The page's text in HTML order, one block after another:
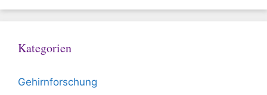
Kategorien
Gehirnforschung